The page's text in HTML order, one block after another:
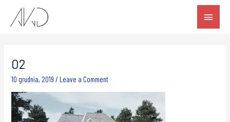
02
10 grudnia, 2019 /Leave a Comment